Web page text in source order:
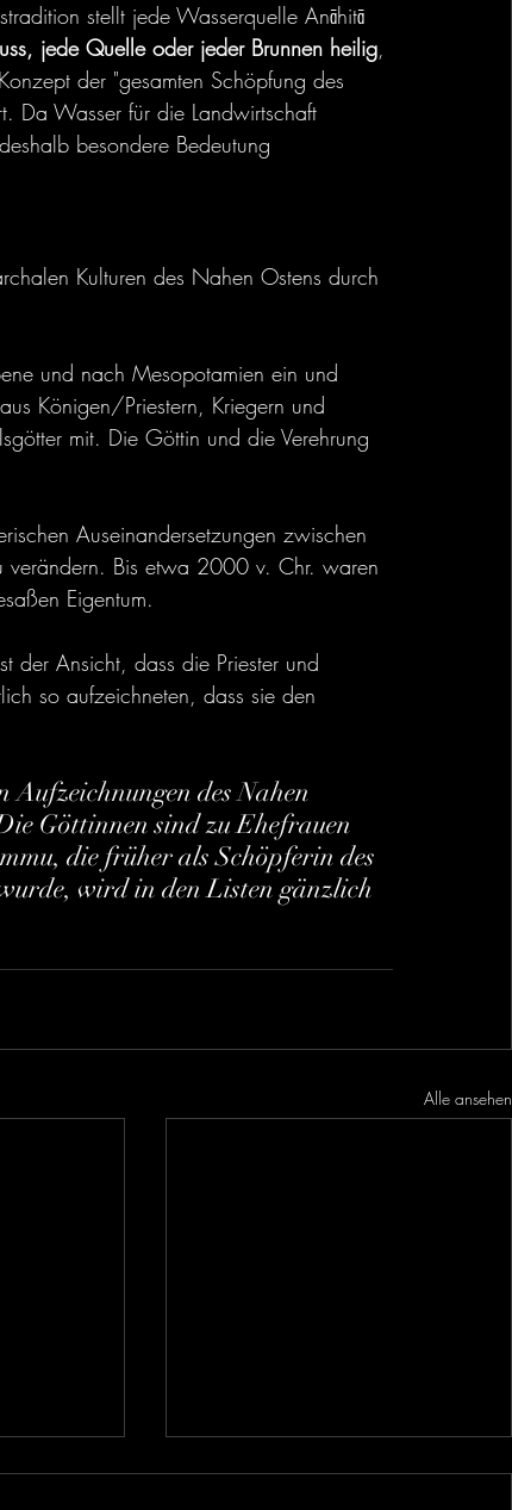
stellt jede Wasserquelle Anāhitā
jede Quelle oder jeder Brunnen heilig,
der "gesamten Schöpfung des
Da Wasser für die Landwirtschaft
besondere Bedeutung
Kulturen des Nahen Ostens durch
und nach Mesopotamien ein und
Königen/Priestern, Kriegern und
mit. Die Göttin und die Verehrung
Auseinandersetzungen zwischen
verändern. Bis etwa 2000 v. Chr. waren
Eigentum.
der Ansicht, dass die Priester und
so aufzeichneten, dass sie den
des Nahen
Göttinnen sind zu Ehefrauen
die früher als Schöpferin des
wird in den Listen gänzlich
Alle ansehen